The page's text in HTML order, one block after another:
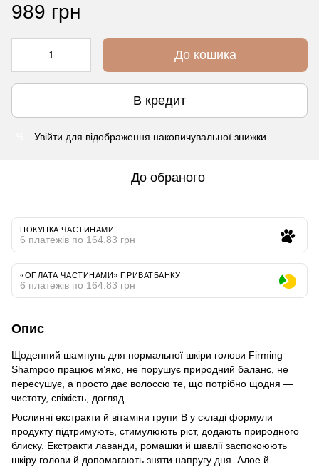
989 грн
До кошика
В кредит
Увійти для відображення накопичувальної знижки
До обраного
ПОКУПКА ЧАСТИНАМИ
6 платежів по 164.83 грн
«ОПЛАТА ЧАСТИНАМИ» ПРИВАТБАНКУ
6 платежів по 164.83 грн
Опис
Щоденний шампунь для нормальної шкіри голови Firming
Shampoo працює м’яко, не порушує природний баланс, не
пересушує, а просто дає волоссю те, що потрібно щодня —
чистоту, свіжість, догляд.
Рослинні екстракти й вітаміни групи B у складі формули
продукту підтримують, стимулюють ріст, додають природного
блиску. Екстракти лаванди, ромашки й шавлії заспокоюють
шкіру голови й допомагають зняти напругу дня. Алое й